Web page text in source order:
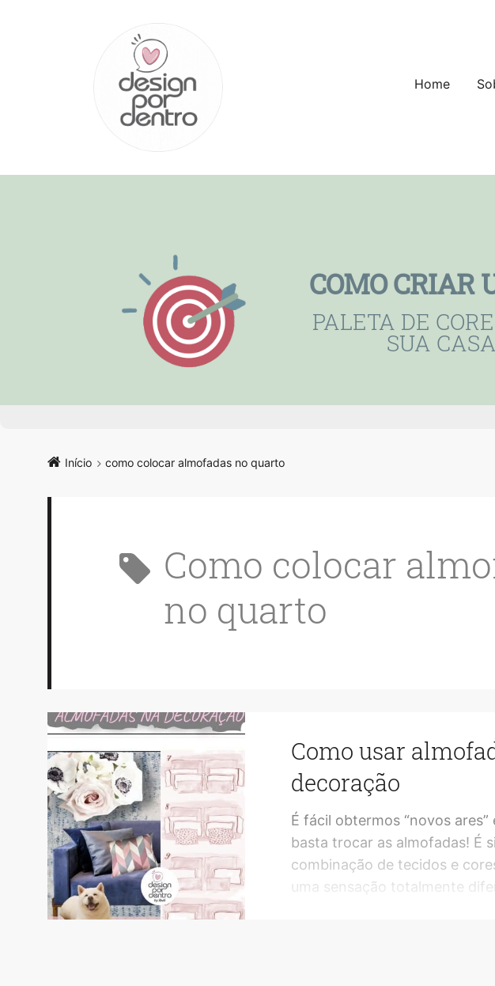
Pular para o
Home
COMO CRIAR
PALETA DE
SUA CASA
Início como colocar almofadas no quarto
como colocar almofadas
no quarto
Como usar
decoração
É fácil obtermos “novos ares”
basta trocar as almofadas! É
combinação de tecidos e
uma sensação totalmente